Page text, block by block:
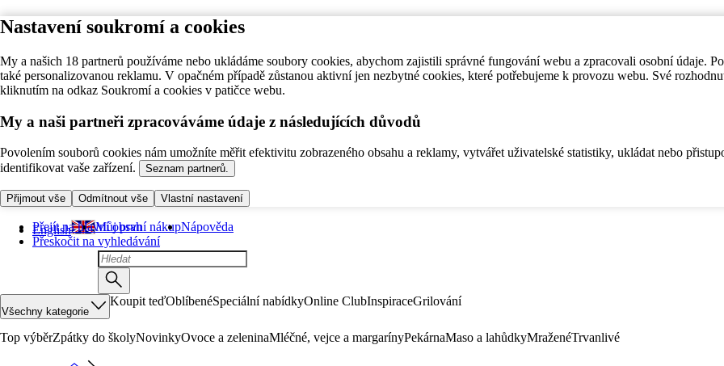
Nastavení soukromí a cookies
My a našich 18 partnerů používáme nebo ukládáme soubory cookies, abychom zajistili správné fungování webu a zpracovali osobní údaje.
také personalizovanou reklamu. V opačném případě zůstanou aktivní jen nezbytné cookies, které potřebujeme k provozu webu. Své
kliknutím na odkaz Soukromí a cookies v patičce webu.
My a naši partneři zpracováváme údaje z následujících důvodů
Povolením souborů cookies nám umožníte měřit efektivitu zobrazeného obsahu a reklamy, vytvářet uživatelské statistiky, ukládat nebo
identifikovat vaše zařízení.
Seznam partnerů.
Přijmout vše Odmítnout vše Vlastní nastavení
Přejít na hlavní obsah
Přeskočit na vyhledávání
English Můj první nákupNápověda
Všechny kategorie
Koupit teďOblíbenéSpeciální nabídkyOnline ClubInspiraceGrilování
Top výběrZpátky do školyNovinkyOvoce a zeleninaMléčné, vejce a margarínyPekárnaMaso a lahůdkyMraženéTrvanlivé